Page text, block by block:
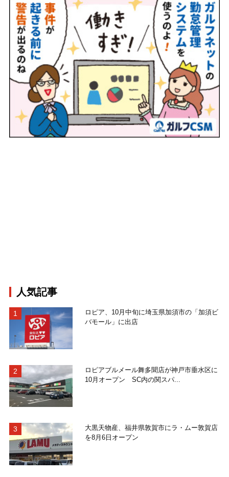
人気記事
ロピア、10月中旬に埼玉県加須市の「加須ビ
バモール」に出店
ロピアブルメール舞多聞店が神戸市垂水区に
10月オープン SC内の関スパ...
大黒天物産、福井県敦賀市にラ・ムー敦賀店
を8月6日オープン